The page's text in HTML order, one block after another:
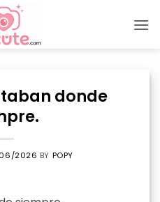
donde
2026 BY POPY